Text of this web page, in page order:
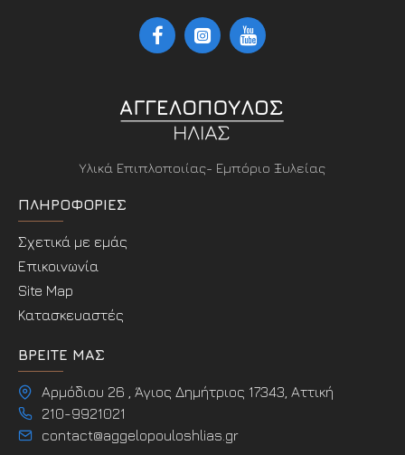
Υλικά Επιπλοποιίας- Εμπόριο Ξυλείας
ΠΛΗΡΟΦΟΡΊΕΣ
Σχετικά με εμάς
Επικοινωνία
Site Map
Κατασκευαστές
ΒΡΕΊΤΕ ΜΑΣ
Αρμόδιου 26 , Άγιος Δημήτριος 17343, Αττική
210-9921021
contact@aggelopouloshlias.gr